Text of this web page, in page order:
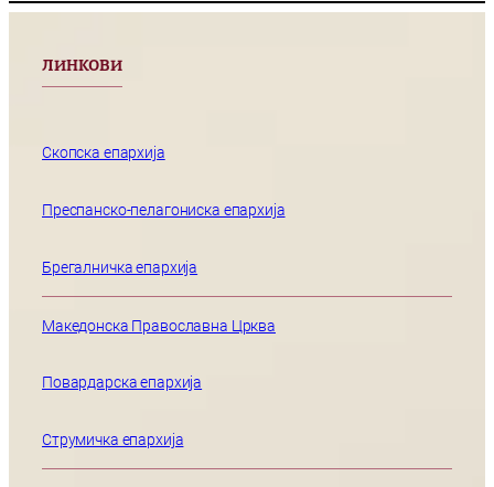
ЛИНКОВИ
Скопска епархија
Преспанско-пелагониска епархија
Брегалничка епархија
Македонска Православна Црква
Повардарска епархија
Струмичка епархија